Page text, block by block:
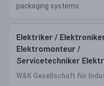
packaging systems.
Elektriker /
Elektromonteur /
Servicetechniker
W&K Gesellschaft für